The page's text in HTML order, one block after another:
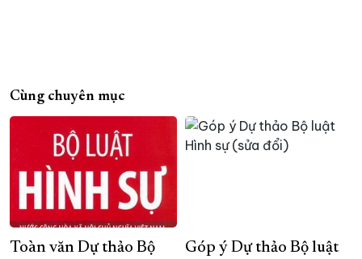
Cùng chuyên mục
Toàn văn Dự thảo Bộ
Góp ý Dự thảo Bộ luật